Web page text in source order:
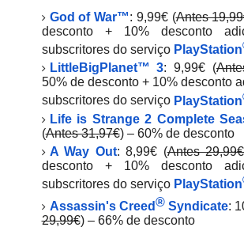
God of War™: 9,99€ (Antes
desconto + 10% desconto
subscritores do serviço PlayStation
LittleBigPlanet™ 3: 9,99€ (
50% de desconto + 10% desconto
subscritores do serviço PlayStation
Life is Strange 2 Complete
(Antes 31,97€) – 60% de desconto
A Way Out: 8,99€ (Antes 29,99€
desconto + 10% desconto
subscritores do serviço PlayStation
Assassin's Creed®Syndicate:
29,99€) – 66% de desconto